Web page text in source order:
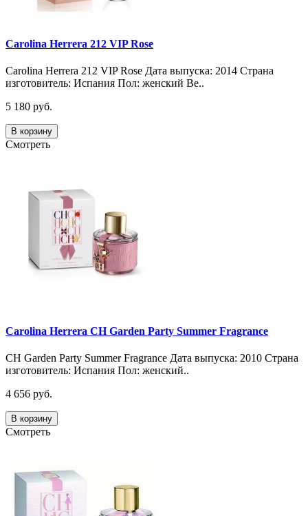
Carolina Herrera 212 VIP Rose
Carolina Herrera 212 VIP Rose Дата выпуска: 2014 Страна
изготовитель: Испания Пол: женский Ве..
5 180 руб.
В корзину
Смотреть
Carolina Herrera CH Garden Party Summer Fragrance
CH Garden Party Summer Fragrance Дата выпуска: 2010 Страна
изготовитель: Испания Пол: женский..
4 656 руб.
В корзину
Смотреть